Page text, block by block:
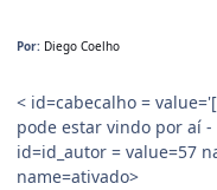
Por: Diego Coelho
< id=cabecalho =
pode estar vindo por aí
id=id_autor = value=57
name=ativado>